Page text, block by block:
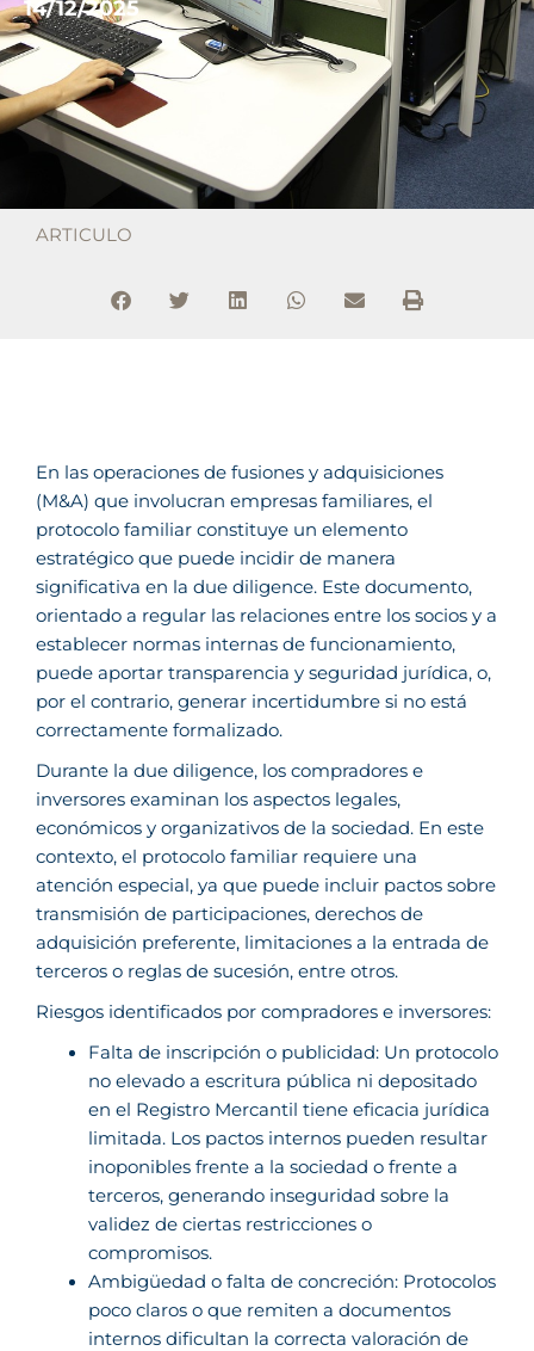
14/12/2025
ARTICULO
En las operaciones de fusiones y adquisiciones
(M&A) que involucran empresas familiares, el
protocolo familiar constituye un elemento
estratégico que puede incidir de manera
significativa en la due diligence. Este documento,
orientado a regular las relaciones entre los socios y a
establecer normas internas de funcionamiento,
puede aportar transparencia y seguridad jurídica, o,
por el contrario, generar incertidumbre si no está
correctamente formalizado.
Durante la due diligence, los compradores e
inversores examinan los aspectos legales,
económicos y organizativos de la sociedad. En este
contexto, el protocolo familiar requiere una
atención especial, ya que puede incluir pactos sobre
transmisión de participaciones, derechos de
adquisición preferente, limitaciones a la entrada de
terceros o reglas de sucesión, entre otros.
Riesgos identificados por compradores e inversores:
Falta de inscripción o publicidad: Un protocolo
no elevado a escritura pública ni depositado
en el Registro Mercantil tiene eficacia jurídica
limitada. Los pactos internos pueden resultar
inoponibles frente a la sociedad o frente a
terceros, generando inseguridad sobre la
validez de ciertas restricciones o
compromisos.
Ambigüedad o falta de concreción: Protocolos
poco claros o que remiten a documentos
internos dificultan la correcta valoración de